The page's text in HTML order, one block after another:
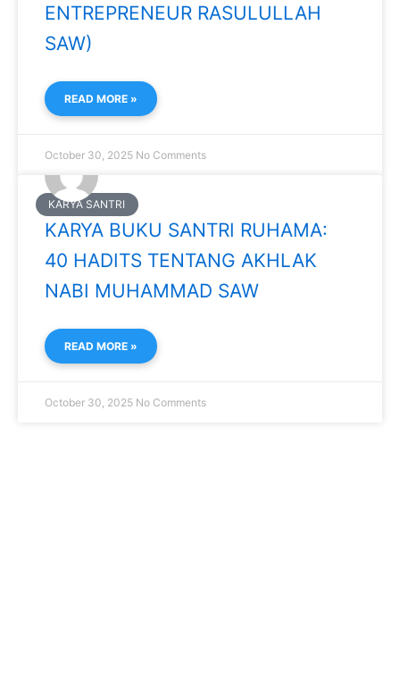
ENTREPRENEUR RASULULLAH
SAW)
READ MORE »
October 30, 2025 No Comments
KARYA SANTRI
KARYA BUKU SANTRI RUHAMA:
40 HADITS TENTANG AKHLAK
NABI MUHAMMAD SAW
READ MORE »
October 30, 2025 No Comments